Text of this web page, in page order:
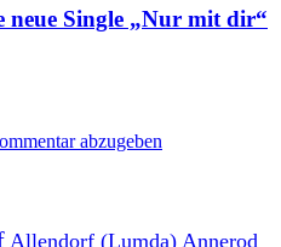
Single „Nur mit dir“
abzugeben
Allendorf (Lumda) Annerod